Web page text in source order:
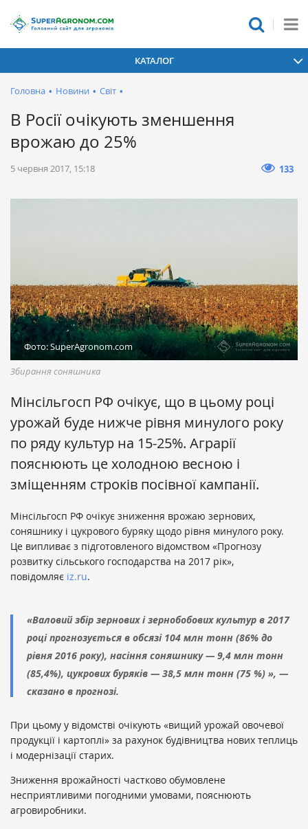
КАТАЛОГ
Головна • Новини • Світ •
В Росії очікують зменшення
врожаю до 25%
5 червня 2017, 15:18 133
Фото: SuperAgronom.com
Збирання соняшника
Мінсільгосп РФ очікує, що в цьому році
урожай буде нижче рівня минулого року
по ряду культур на 15-25%. Аграрії
пояснюють це холодною весною і
зміщенням строків посівної кампанії.
Мінсільгосп РФ очікує зниження врожаю зернових,
соняшнику і цукрового буряку щодо рівня минулого року.
Це випливає з підготовленого відомством «Прогнозу
розвитку сільського господарства на 2017 рік»,
повідомляє iz.ru.
«Валовий збір зернових і зернобобових культур в 2017
році прогнозується в обсязі 104 млн тонн (86% до
рівня 2016 року), насіння соняшнику — 9,4 млн тонн
(85,4%), цукрових буряків — 38,5 млн тонн (75 %) », —
сказано в прогнозі.
При цьому у відомстві очікують «вищий урожай овочевої
продукції і картоплі» за рахунок будівництва нових теплиць
і модернізації старих.
Зниження врожайності частково обумовлене
несприятливими погодними умовами, пояснюють
агровиробники.